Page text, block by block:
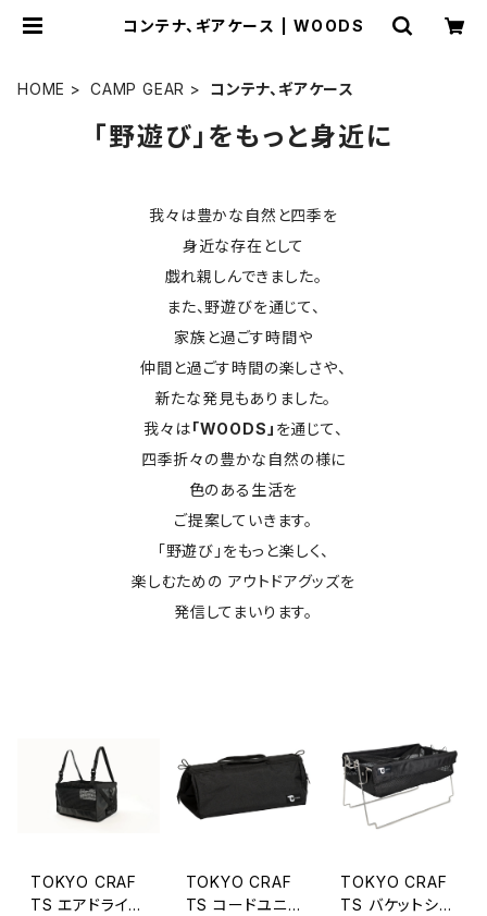
コンテナ、ギアケース | WOODS
HOME CAMP GEAR コンテナ、ギアケース
「野遊び」をもっと身近に
我々は豊かな自然と四季を
身近な存在として
戯れ親しんできました。
また、野遊びを通じて、
家族と過ごす時間や
仲間と過ごす時間の楽しさや、
新たな発見もありました。
我々は「WOODS」 を通じて、
四季折々の豊かな自然の様に
色のある生活を
ご提案していきます。
「野遊び」をもっと楽しく、
楽しむための アウトドアグッズを
発信してまいります。
TOKYO CRAF
TS エアドライ
TOKYO CRAF
TS コードユニッ
TOKYO CRAF
TS バケットシェ